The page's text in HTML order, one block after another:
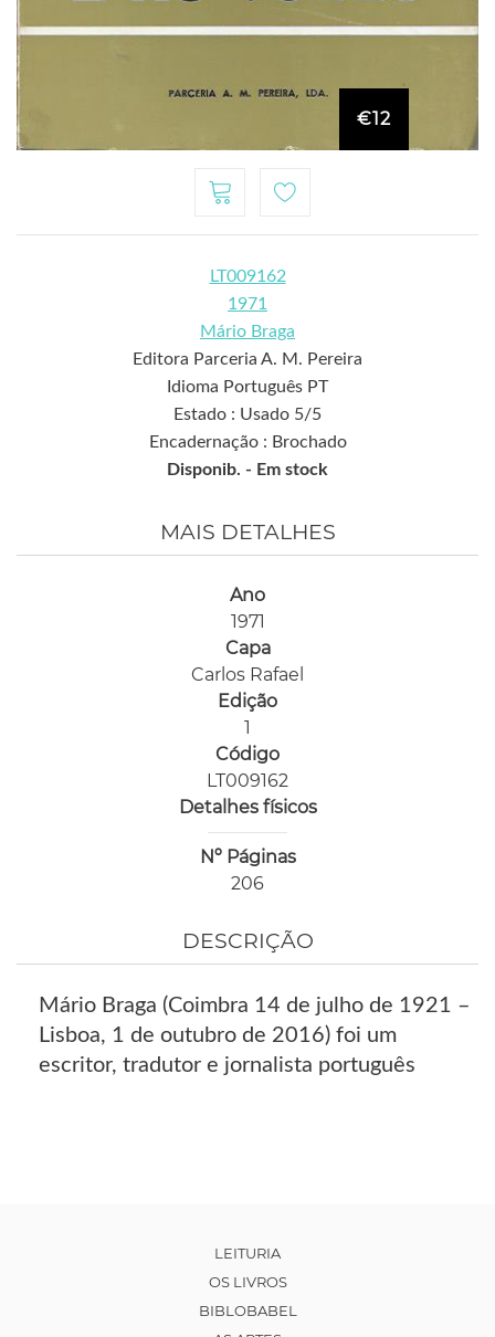
€12
LT009162
1971
Mário Braga
Editora Parceria A. M. Pereira
Idioma Português PT
Estado : Usado 5/5
Encadernação : Brochado
Disponib. - Em stock
MAIS DETALHES
Ano
1971
Capa
Carlos Rafael
Edição
1
Código
LT009162
Detalhes físicos
Nº Páginas
206
DESCRIÇÃO
Mário Braga (Coimbra 14 de julho de 1921 –
Lisboa, 1 de outubro de 2016) foi um
escritor, tradutor e jornalista português
LEITURIA
OS LIVROS
BIBLOBABEL